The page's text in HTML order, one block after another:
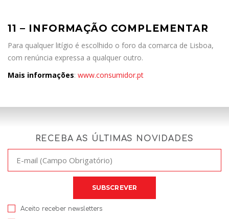
11 – INFORMAÇÃO COMPLEMENTAR
Para qualquer litígio é escolhido o foro da comarca de Lisboa,
com renúncia expressa a qualquer outro.
Mais informações: www.consumidor.pt
RECEBA AS ÚLTIMAS NOVIDADES
Aceito receber newsletters